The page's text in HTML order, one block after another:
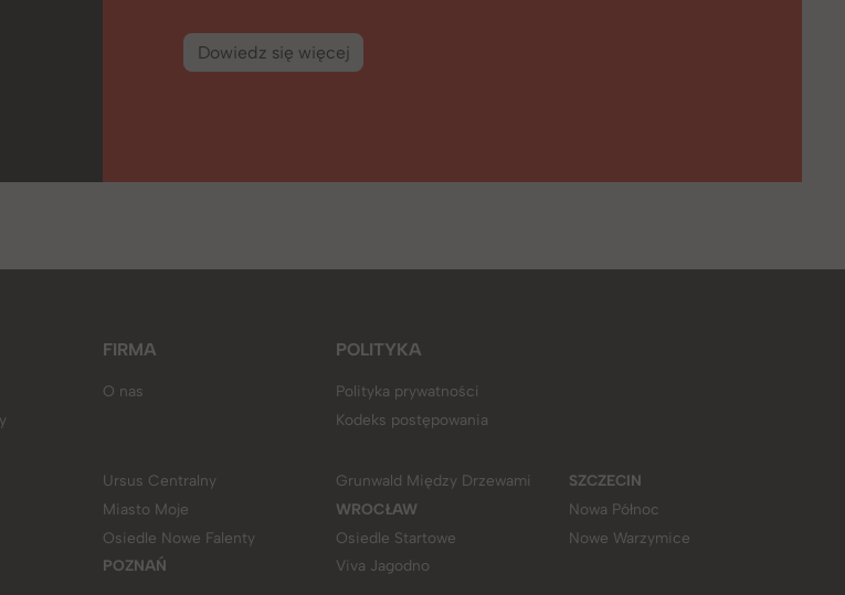
Dowiedz się więcej
FIRMA
O nas
POLITYKA
Polityka prywatności
Kodeks postępowania
Ursus Centralny
Miasto Moje
Osiedle Nowe Falenty
POZNAŃ
Grunwald Między Drzewami
WROCŁAW
Osiedle Startowe
Viva Jagodno
SZCZECIN
Nowa Północ
Nowe Warzymice